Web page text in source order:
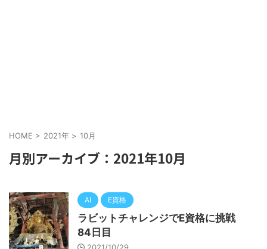
HOME > 2021年 > 10月
月別アーカイブ：2021年10月
AI E資格
ラビットチャレンジでE資格に挑戦
84日目